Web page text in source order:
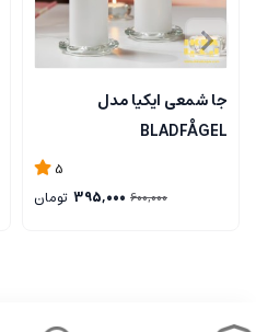
جا شمعی ایکیا مدل
BLADFÅGEL
5
600,000
395,000 تومان